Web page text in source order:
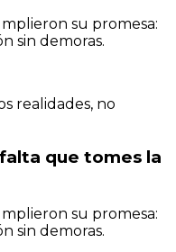
su promesa:
sin demoras.
realidades, no
que tomes la
su promesa:
sin demoras.